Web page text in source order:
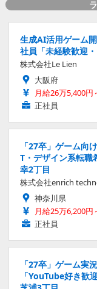
生成AI活用ゲーム
社員「未経験歓迎
株式会社Le Lien
大阪府
月給26万5,400円
正社員
「27卒」ゲーム向
T・デザイン系転職
幸2丁目
株式会社enrich
神奈川県
月給25万6,200円
正社員
「27卒」ゲーム実
「YouTube好き歓